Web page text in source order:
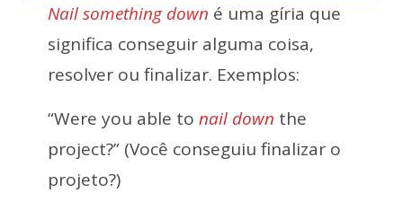
Nail something down é uma gíria que
significa conseguir alguma coisa,
resolver ou finalizar. Exemplos:
“Were you able to nail down the
project?” (Você conseguiu finalizar o
projeto?)